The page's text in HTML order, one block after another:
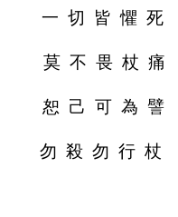
一 切 皆 懼 死
莫 不 畏 杖 痛
己 可 為 譬
勿 殺 勿 行 杖